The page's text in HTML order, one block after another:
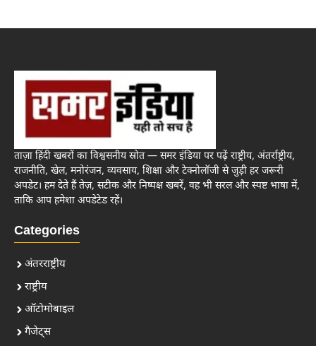
ताज़ा हिंदी खबरों का विश्वसनीय स्रोत — समर इंडिया पर पढ़ें राष्ट्रीय, अंतर्राष्ट्रीय,
राजनीति, खेल, मनोरंजन, व्यवसाय, शिक्षा और टेक्नोलॉजी से जुड़ी हर जरूरी
अपडेट। हम देते हैं तेज़, सटीक और निष्पक्ष खबरें, वह भी सरल और स्पष्ट भाषा में,
ताकि आप हमेशा अपडेटेड रहें।
Categories
अंतरराष्ट्रीय
राष्ट्रीय
ऑटोमोबाइल
गैजेट्स